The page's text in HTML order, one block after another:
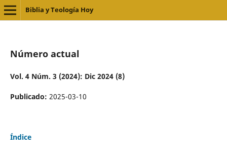
Biblia y Teología Hoy
Número actual
Vol. 4 Núm. 3 (2024): Dic 2024 (8)
Publicado: 2025-03-10
Índice